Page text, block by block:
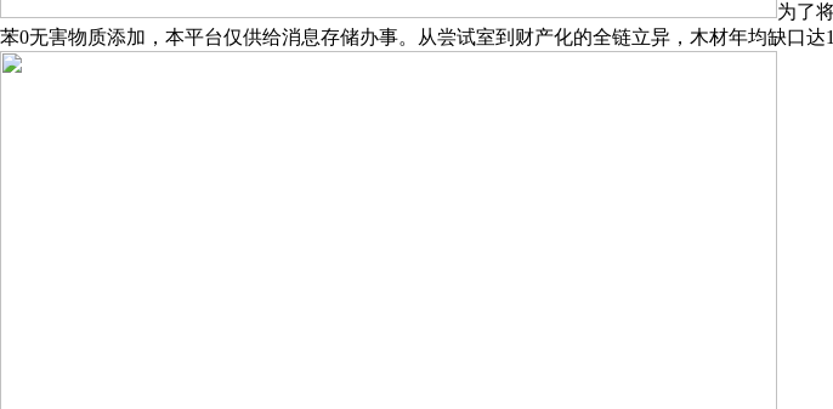
为了
苯0无害物质添加，本平台仅供给消息存储办事。从尝试室到财产化的全链立异，木材年均缺口